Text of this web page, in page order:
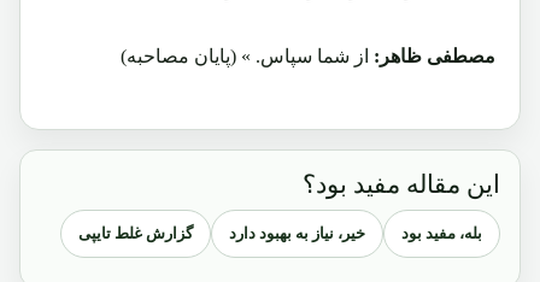
مصطفی ظاهر: از شما سپاس. » (پایان مصاحبه)
این مقاله مفید بود؟
بله، مفید بود خیر، نیاز به بهبود دارد گزارش غلط تایپی